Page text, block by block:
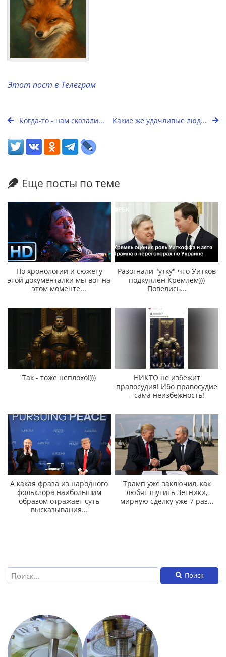
Этот пост в Телеграм
Когда-то - нам сказали... Какие же удачливые люд...
Еще посты по теме
По хронологии и сюжету
этой документалки мы вот на
этом моменте...
Разогнали "утку" что Уитков
подкуплен Кремлем)))
Повелись...
Так - тоже неплохо!)))
НИКТО не избежит
правосудия! Ибо правосудие
- сама неизбежность!
А какая фраза из народного
фольклора наибольшим
образом отражает суть
высказывания...
Трамп уже заключил, как
любят шутить Зетники,
мирную сделку уже 7 раз...
Поиск